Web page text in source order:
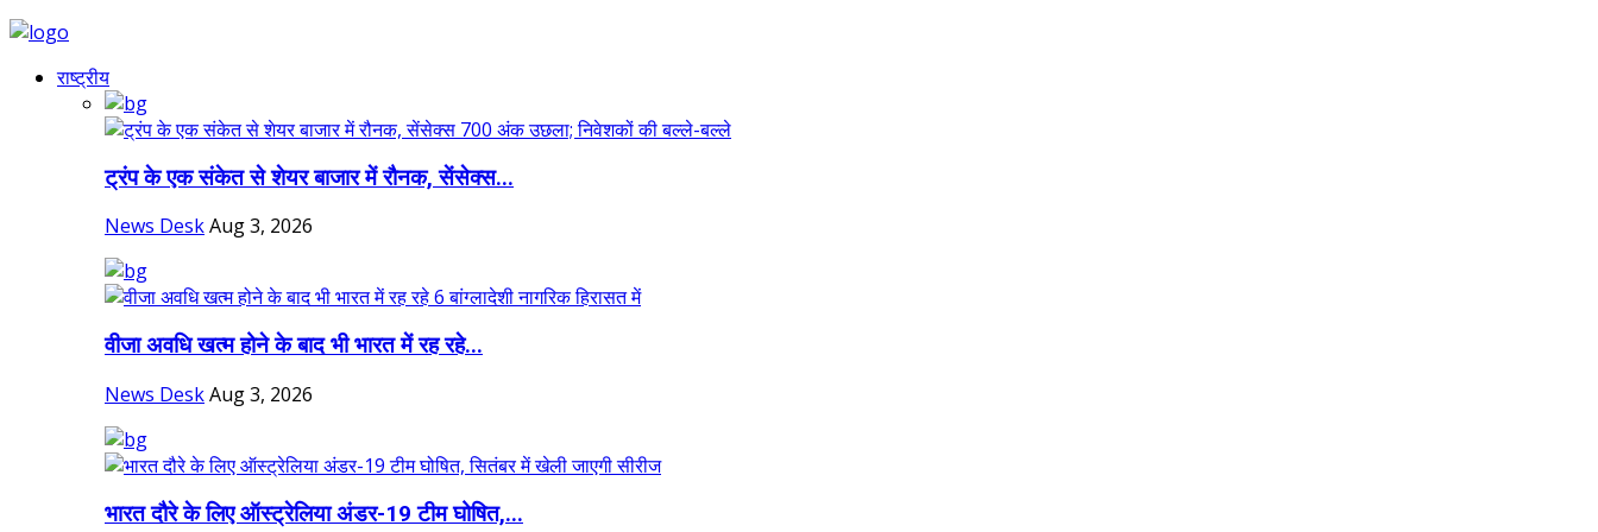
राष्ट्रीय
ट्रंप के एक संकेत से शेयर बाजार में रौनक, सेंसेक्स...
News DeskAug 3, 2026
वीजा अवधि खत्म होने के बाद भी भारत में रह रहे...
News DeskAug 3, 2026
भारत दौरे के लिए ऑस्ट्रेलिया अंडर-19 टीम घोषित,...